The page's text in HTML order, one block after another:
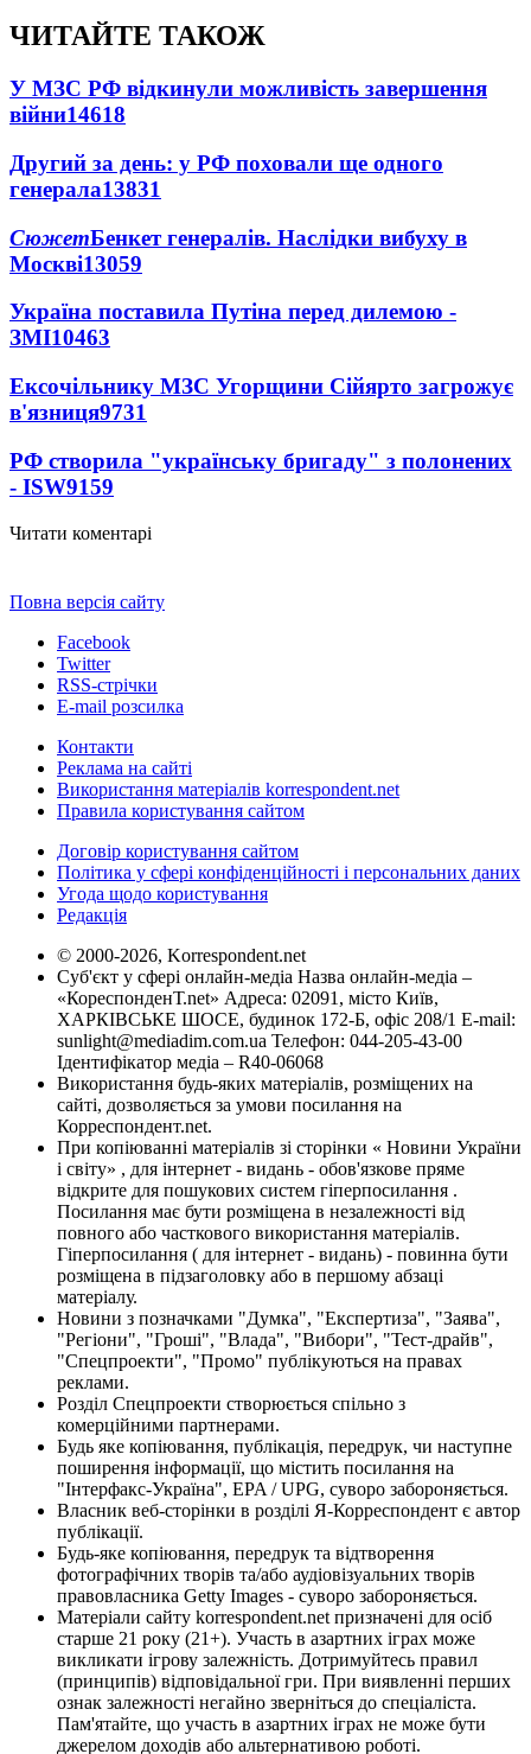
ЧИТАЙТЕ ТАКОЖ
У МЗС РФ відкинули можливість завершення
війни14618
Другий за день: у РФ поховали ще одного
генерала13831
СюжетБенкет генералів. Наслідки вибуху в
Москві13059
Україна поставила Путіна перед дилемою -
ЗМІ10463
Ексочільнику МЗС Угорщини Сійярто загрожує
в'язниця9731
РФ створила "українську бригаду" з полонених
- ISW9159
Читати коментарі
Повна версія сайту
Facebook
Twitter
RSS-стрічки
E-mail розсилка
Контакти
Реклама на сайті
Використання матеріалів korrespondent.net
Правила користування сайтом
Договір користування сайтом
Політика у сфері конфіденційності і персональних даних
Угода щодо користування
Редакція
© 2000-2026, Korrespondent.net
Суб'єкт у сфері онлайн-медіа Назва онлайн-медіа –
«КореспонденТ.net» Адреса: 02091, місто Київ,
ХАРКІВСЬКЕ ШОСЕ, будинок 172-Б, офіс 208/1 E-mail:
sunlight@mediadim.com.ua Телефон: 044-205-43-00
Ідентифікатор медіа – R40-06068
Використання будь-яких матеріалів, розміщених на
сайті, дозволяється за умови посилання на
Корреспондент.net.
При копіюванні матеріалів зі сторінки « Новини України
і світу» , для інтернет - видань - обов'язкове пряме
відкрите для пошукових систем гіперпосилання .
Посилання має бути розміщена в незалежності від
повного або часткового використання матеріалів.
Гіперпосилання ( для інтернет - видань) - повинна бути
розміщена в підзаголовку або в першому абзаці
матеріалу.
Новини з позначками "Думка", "Експертиза", "Заява",
"Регіони", "Гроші", "Влада", "Вибори", "Тест-драйв",
"Спецпроекти", "Промо" публікуються на правах
реклами.
Розділ Спецпроекти створюється спільно з
комерційними партнерами.
Будь яке копіювання, публікація, передрук, чи наступне
поширення інформації, що містить посилання на
"Інтерфакс-Україна", EPA / UPG, суворо забороняється.
Власник веб-сторінки в розділі Я-Корреспондент є автор
публікації.
Будь-яке копіювання, передрук та відтворення
фотографічних творів та/або аудіовізуальних творів
правовласника Getty Images - суворо забороняється.
Матеріали сайту korrespondent.net призначені для осіб
старше 21 року (21+). Участь в азартних іграх може
викликати ігрову залежність. Дотримуйтесь правил
(принципів) відповідальної гри. При виявленні перших
ознак залежності негайно зверніться до спеціаліста.
Пам'ятайте, що участь в азартних іграх не може бути
джерелом доходів або альтернативою роботі.